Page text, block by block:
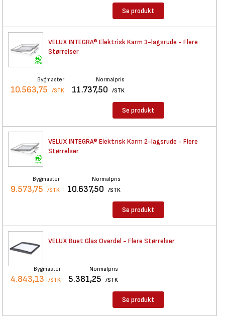
Se produkt
VELUX INTEGRA® Elektrisk Karm 3-lagsrude - Flere
Størrelser
Bygmaster
10.563,75 /STK
Normalpris
11.737,50 /STK
Se produkt
VELUX INTEGRA® Elektrisk Karm 2-lagsrude - Flere
Størrelser
Bygmaster
9.573,75 /STK
Normalpris
10.637,50 /STK
Se produkt
VELUX Buet Glas Overdel - Flere Størrelser
Bygmaster
4.843,13 /STK
Normalpris
5.381,25 /STK
Se produkt